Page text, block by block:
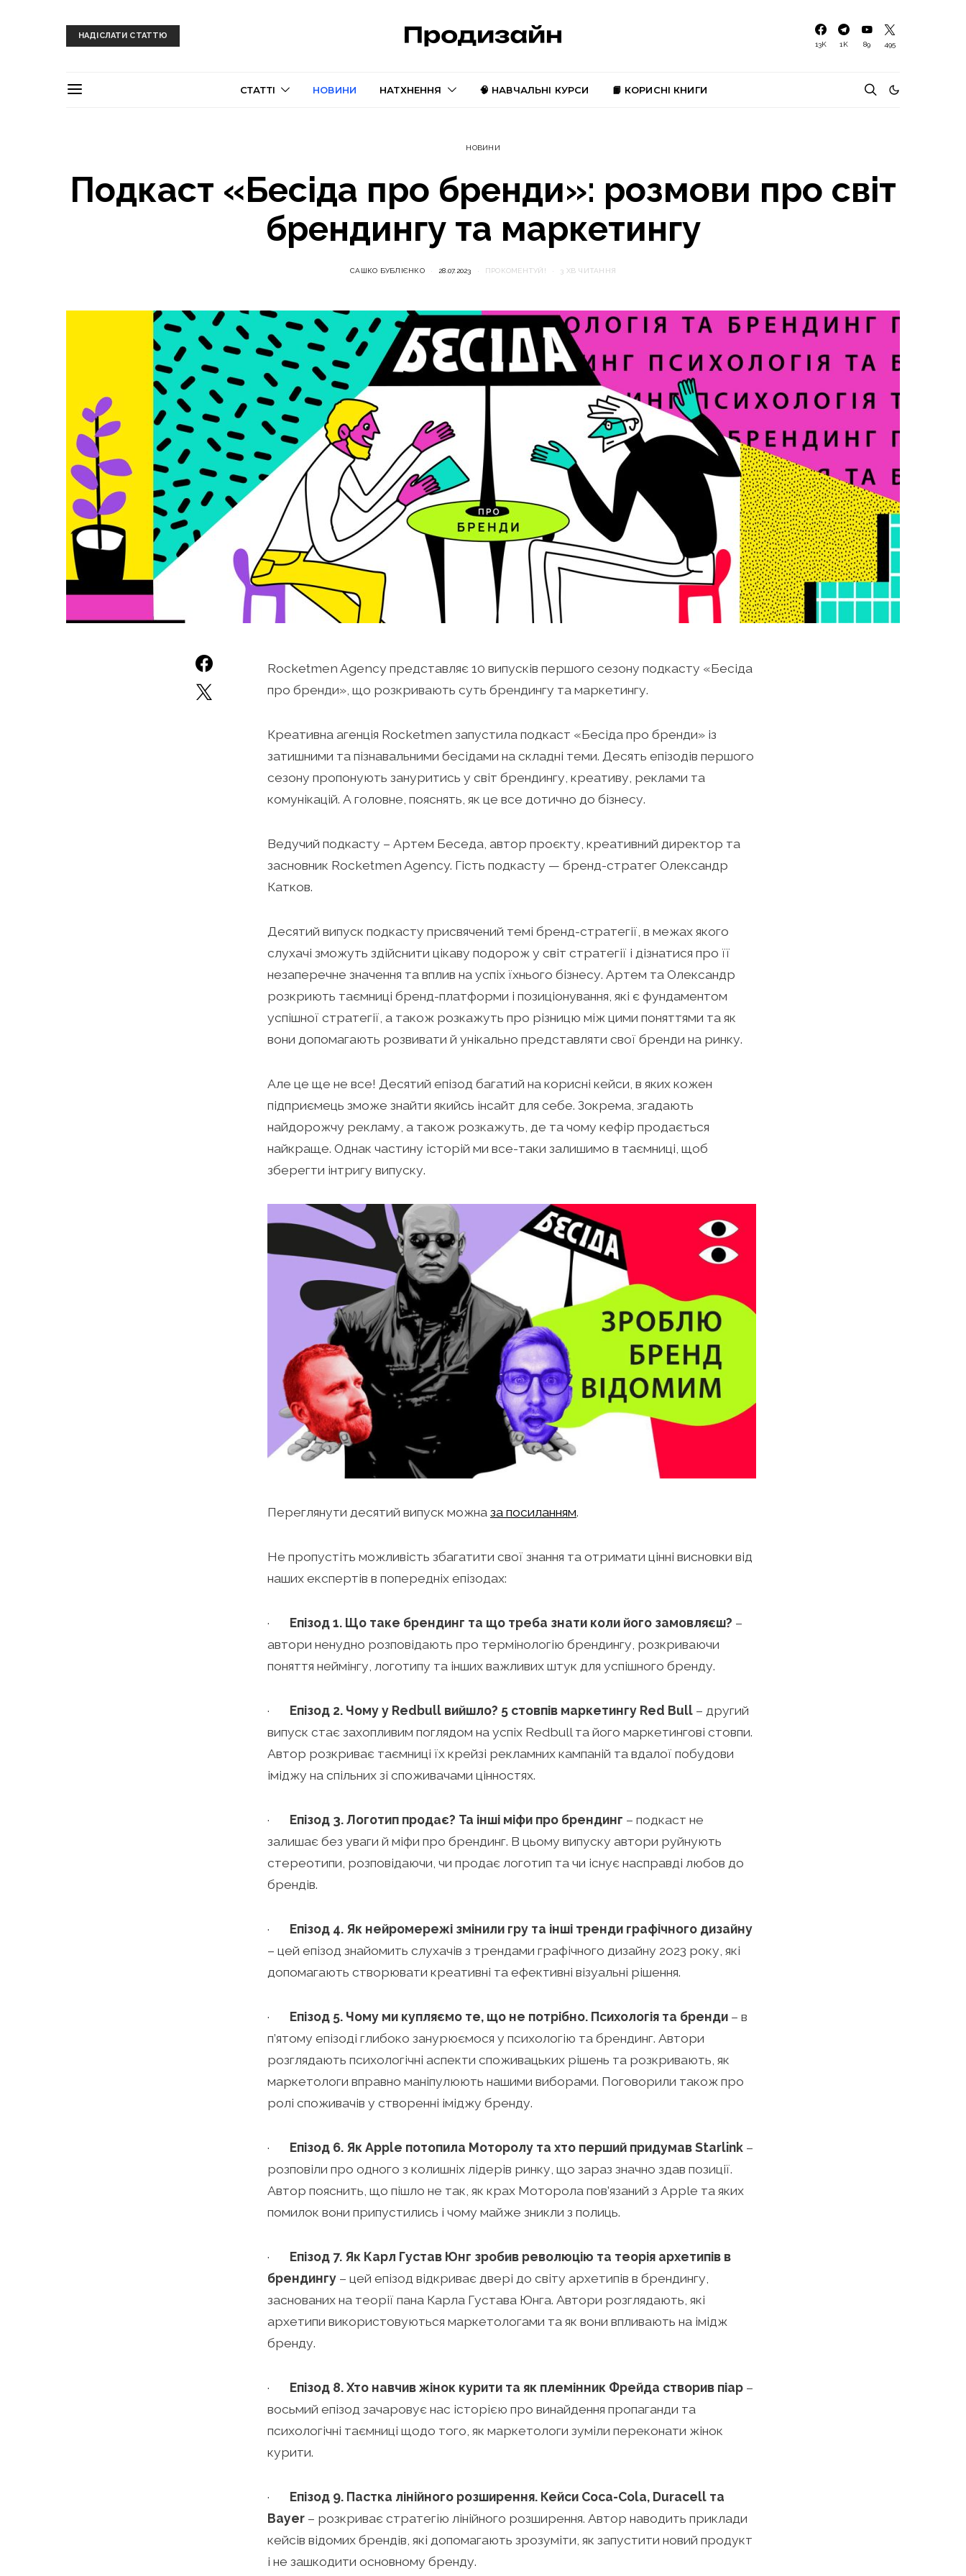
НАДІСЛАТИ СТАТТЮ
13K 1K 89 495
СТАТТІ НОВИНИ НАТХНЕННЯ 🧠 НАВЧАЛЬНІ КУРСИ 📙 КОРИСНІ КНИГИ
НОВИНИ
Подкаст «Бесіда про бренди»: розмови про світ
брендингу та маркетингу
САШКО БУБЛІЄНКО 28.07.2023 ПРОКОМЕНТУЙ! 3 ХВ ЧИТАННЯ
Rocketmen Agency представляє 10 випусків першого сезону подкасту «Бесіда
про бренди», що розкривають суть брендингу та маркетингу.
Креативна агенція Rocketmen запустила подкаст «Бесіда про бренди» із
затишними та пізнавальними бесідами на складні теми. Десять епізодів першого
сезону пропонують зануритись у світ брендингу, креативу, реклами та
комунікацій. А головне, пояснять, як це все дотично до бізнесу.
Ведучий подкасту – Артем Беседа, автор проєкту, креативний директор та
засновник Rocketmen Agency. Гість подкасту — бренд-стратег Олександр
Катков.
Десятий випуск подкасту присвячений темі бренд-стратегії, в межах якого
слухачі зможуть здійснити цікаву подорож у світ стратегії і дізнатися про її
незаперечне значення та вплив на успіх їхнього бізнесу. Артем та Олександр
розкриють таємниці бренд-платформи і позиціонування, які є фундаментом
успішної стратегії, а також розкажуть про різницю між цими поняттями та як
вони допомагають розвивати й унікально представляти свої бренди на ринку.
Але це ще не все! Десятий епізод багатий на корисні кейси, в яких кожен
підприємець зможе знайти якийсь інсайт для себе. Зокрема, згадають
найдорожчу рекламу, а також розкажуть, де та чому кефір продається
найкраще. Однак частину історій ми все-таки залишимо в таємниці, щоб
зберегти інтригу випуску.
Переглянути десятий випуск можназа посиланням.
Не пропустіть можливість збагатити свої знання та отримати цінні висновки від
наших експертів в попередніх епізодах:
· Епізод 1. Що таке брендинг та що треба знати коли його замовляєш? –
автори ненудно розповідають про термінологію брендингу, розкриваючи
поняття неймінгу, логотипу та інших важливих штук для успішного бренду.
· Епізод 2. Чому у Redbull вийшло? 5 стовпів маркетингу Red Bull – другий
випуск стає захопливим поглядом на успіх Redbull та його маркетингові стовпи.
Автор розкриває таємниці їх крейзі рекламних кампаній та вдалої побудови
іміджу на спільних зі споживачами цінностях.
· Епізод 3. Логотип продає? Та інші міфи про брендинг – подкаст не
залишає без уваги й міфи про брендинг. В цьому випуску автори руйнують
стереотипи, розповідаючи, чи продає логотип та чи існує насправді любов до
брендів.
· Епізод 4. Як нейромережі змінили гру та інші тренди графічного дизайну
– цей епізод знайомить слухачів з трендами графічного дизайну 2023 року, які
допомагають створювати креативні та ефективні візуальні рішення.
· Епізод 5. Чому ми купляємо те, що не потрібно. Психологія та бренди – в
п’ятому епізоді глибоко занурюємося у психологію та брендинг. Автори
розглядають психологічні аспекти споживацьких рішень та розкривають, як
маркетологи вправно маніпулюють нашими виборами. Поговорили також про
ролі споживачів у створенні іміджу бренду.
· Епізод 6. Як Apple потопила Моторолу та хто перший придумав Starlink –
розповіли про одного з колишніх лідерів ринку, що зараз значно здав позиції.
Автор пояснить, що пішло не так, як крах Моторола пов’язаний з Apple та яких
помилок вони припустились і чому майже зникли з полиць.
· Епізод 7. Як Карл Густав Юнг зробив революцію та теорія архетипів в
брендингу – цей епізод відкриває двері до світу архетипів в брендингу,
заснованих на теорії пана Карла Густава Юнга. Автори розглядають, які
архетипи використовуються маркетологами та як вони впливають на імідж
бренду.
· Епізод 8. Хто навчив жінок курити та як племінник Фрейда створив піар –
восьмий епізод зачаровує нас історією про винайдення пропаганди та
психологічні таємниці щодо того, як маркетологи зуміли переконати жінок
курити.
· Епізод 9. Пастка лінійного розширення. Кейси Coca-Cola, Duracell та
Bayer – розкриває стратегію лінійного розширення. Автор наводить приклади
кейсів відомих брендів, які допомагають зрозуміти, як запустити новий продукт
і не зашкодити основному бренду.